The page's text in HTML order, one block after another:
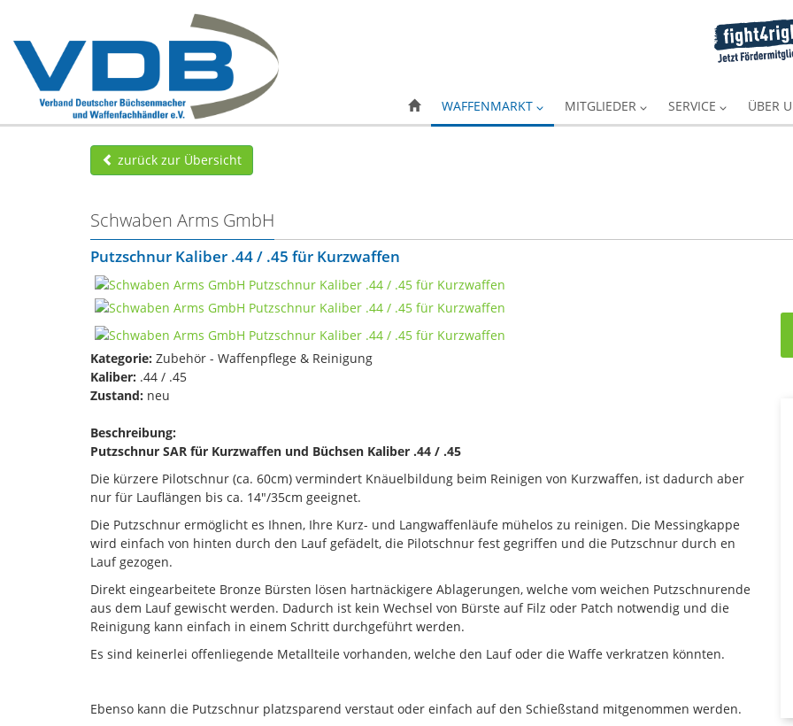
WAFFENMARKT MITGLIEDER SERVICE ÜBER
zurück zur Übersicht
Schwaben Arms GmbH
Putzschnur Kaliber .44 / .45 für Kurzwaffen
Kategorie: Zubehör - Waffenpflege & Reinigung
Kaliber: .44 / .45
Zustand: neu
Beschreibung:
Putzschnur SAR für Kurzwaffen und Büchsen Kaliber .44 / .45
Die kürzere Pilotschnur (ca. 60cm) vermindert Knäuelbildung beim Reinigen von Kurzwaffen, ist dadurch aber
nur für Lauflängen bis ca. 14"/35cm geeignet.
Die Putzschnur ermöglicht es Ihnen, Ihre Kurz- und Langwaffenläufe mühelos zu reinigen. Die Messingkappe
wird einfach von hinten durch den Lauf gefädelt, die Pilotschnur fest gegriffen und die Putzschnur durch en
Lauf gezogen.
Direkt eingearbeitete Bronze Bürsten lösen hartnäckigere Ablagerungen, welche vom weichen Putzschnurende
aus dem Lauf gewischt werden. Dadurch ist kein Wechsel von Bürste auf Filz oder Patch notwendig und die
Reinigung kann einfach in einem Schritt durchgeführt werden.
Es sind keinerlei offenliegende Metallteile vorhanden, welche den Lauf oder die Waffe verkratzen könnten.
Ebenso kann die Putzschnur platzsparend verstaut oder einfach auf den Schießstand mitgenommen werden.